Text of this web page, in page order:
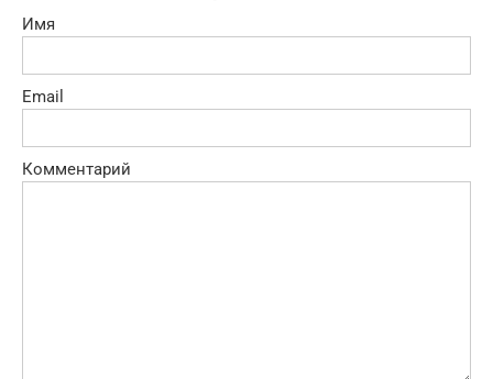
Имя
Email
Комментарий